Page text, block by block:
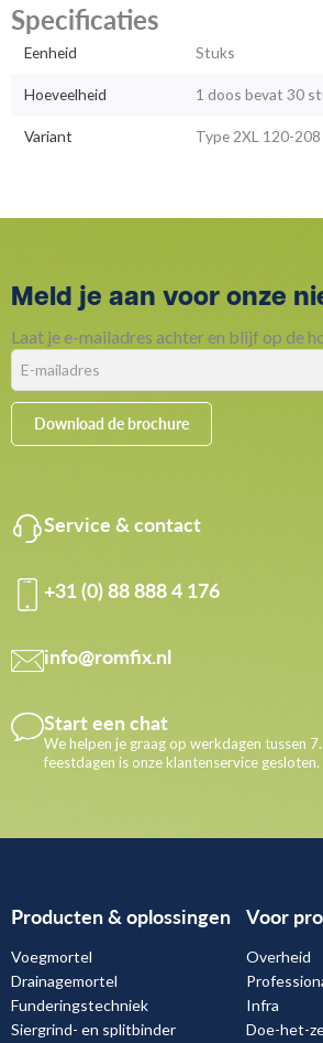
Specificaties
Eenheid Stuks
Hoeveelheid 1 doos bevat 30
Variant Type 2XL 120-208
Meld je aan voor onze
Laat je e-mailadres achter en blijf op de
Download de brochure
Service & contact
+31 (0) 88 888 4 176
info@romfix.nl
Start een chat
We helpen je graag op werkdagen tussen
feestdagen is onze klantenservice gesloten.
Producten & oplossingen
Voegmortel
Drainagemortel
Funderingstechniek
Siergrind- en splitbinder
Voor
Overheid
Infra
Doe-het-